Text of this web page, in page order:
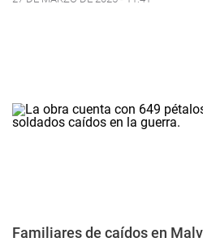
Familiares de caídos en